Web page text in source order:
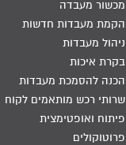
מכשור מעבדה
הקמת מעבדות חדשות
ניהול מעבדות
בקרת איכות
הכנה להסמכת מעבדות
שרותי רכש מותאמים לקוח
פיתוח ואופטימצית
פרוטוקולים